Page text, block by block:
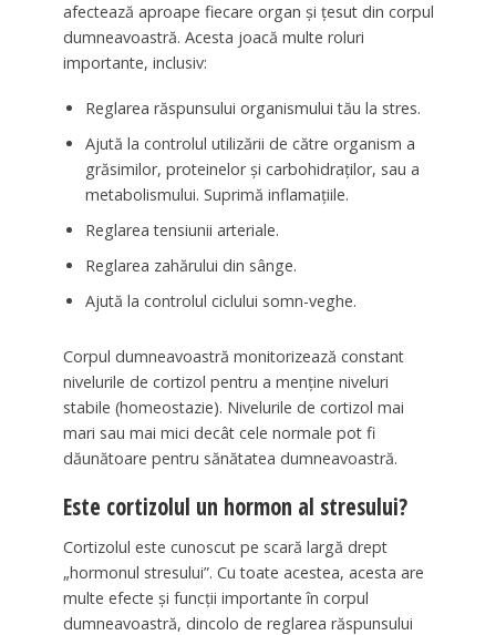
afectează aproape fiecare organ și țesut din corpul
dumneavoastră. Acesta joacă multe roluri
importante, inclusiv:
Reglarea răspunsului organismului tău la stres.
Ajută la controlul utilizării de către organism a
grăsimilor, proteinelor și carbohidraților, sau a
metabolismului. Suprimă inflamațiile.
Reglarea tensiunii arteriale.
Reglarea zahărului din sânge.
Ajută la controlul ciclului somn-veghe.
Corpul dumneavoastră monitorizează constant
nivelurile de cortizol pentru a menține niveluri
stabile (homeostazie). Nivelurile de cortizol mai
mari sau mai mici decât cele normale pot fi
dăunătoare pentru sănătatea dumneavoastră.
Este cortizolul un hormon al stresului?
Cortizolul este cunoscut pe scară largă drept
„hormonul stresului”. Cu toate acestea, acesta are
multe efecte și funcții importante în corpul
dumneavoastră, dincolo de reglarea răspunsului